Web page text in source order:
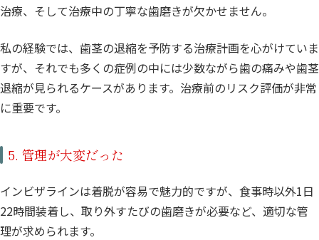
治療、そして治療中の丁寧な歯磨きが欠かせません。
私の経験では、歯茎の退縮を予防する治療計画を心がけていま
すが、それでも多くの症例の中には少数ながら歯の痛みや歯茎
退縮が見られるケースがあります。治療前のリスク評価が非常
に重要です。
5. 管理が大変だった
インビザラインは着脱が容易で魅力的ですが、食事時以外1日
22時間装着し、取り外すたびの歯磨きが必要など、適切な管
理が求められます。